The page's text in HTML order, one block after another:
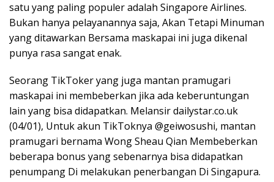
satu yang paling populer adalah Singapore Airlines.
Bukan hanya pelayanannya saja, Akan Tetapi Minuman
yang ditawarkan Bersama maskapai ini juga dikenal
punya rasa sangat enak.
Seorang TikToker yang juga mantan pramugari
maskapai ini membeberkan jika ada keberuntungan
lain yang bisa didapatkan. Melansir dailystar.co.uk
(04/01), Untuk akun TikToknya @geiwosushi, mantan
pramugari bernama Wong Sheau Qian Membeberkan
beberapa bonus yang sebenarnya bisa didapatkan
penumpang Di melakukan penerbangan Di Singapura.